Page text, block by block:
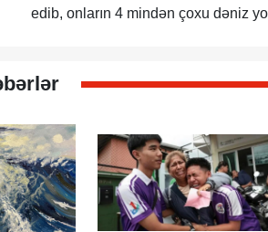
edib, onların 4 mindən çoxu dəniz